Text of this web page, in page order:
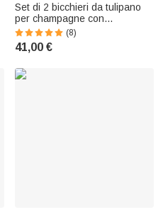
Set di 2 bicchieri da tulipano
per champagne con
monogramma inciso e
personalizzato, regalo di
fidanzamento e anniversario di
sposi.
(8)
41,00 €